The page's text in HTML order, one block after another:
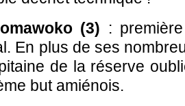
(3) :
En plus de ses
de la réserve
but amiénois.